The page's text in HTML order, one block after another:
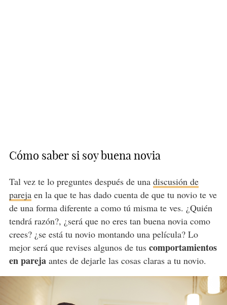
Cómo saber si soy buena novia
Tal vez te lo preguntes después de una discusión de
parejaen la que te has dado cuenta de que tu novio te ve
de una forma diferente a como tú misma te ves. ¿Quién
tendrá razón?, ¿será que no eres tan buena novia como
crees? ¿se está tu novio montando una película? Lo
mejor será que revises algunos de tuscomportamientos
en parejaantes de dejarle las cosas claras a tu novio.